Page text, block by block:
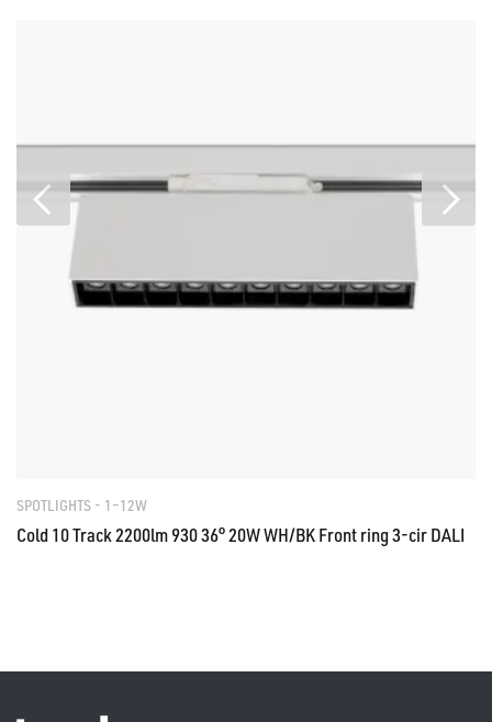
SPOTLIGHTS - 1–12W
Cold 10 Track 2200lm 930 36° 20W WH/BK Front ring 3-cir DALI